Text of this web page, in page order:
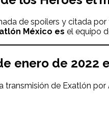
de spoilers y citada
México es el equipo
enero de 2022
transmisión de Exatlón